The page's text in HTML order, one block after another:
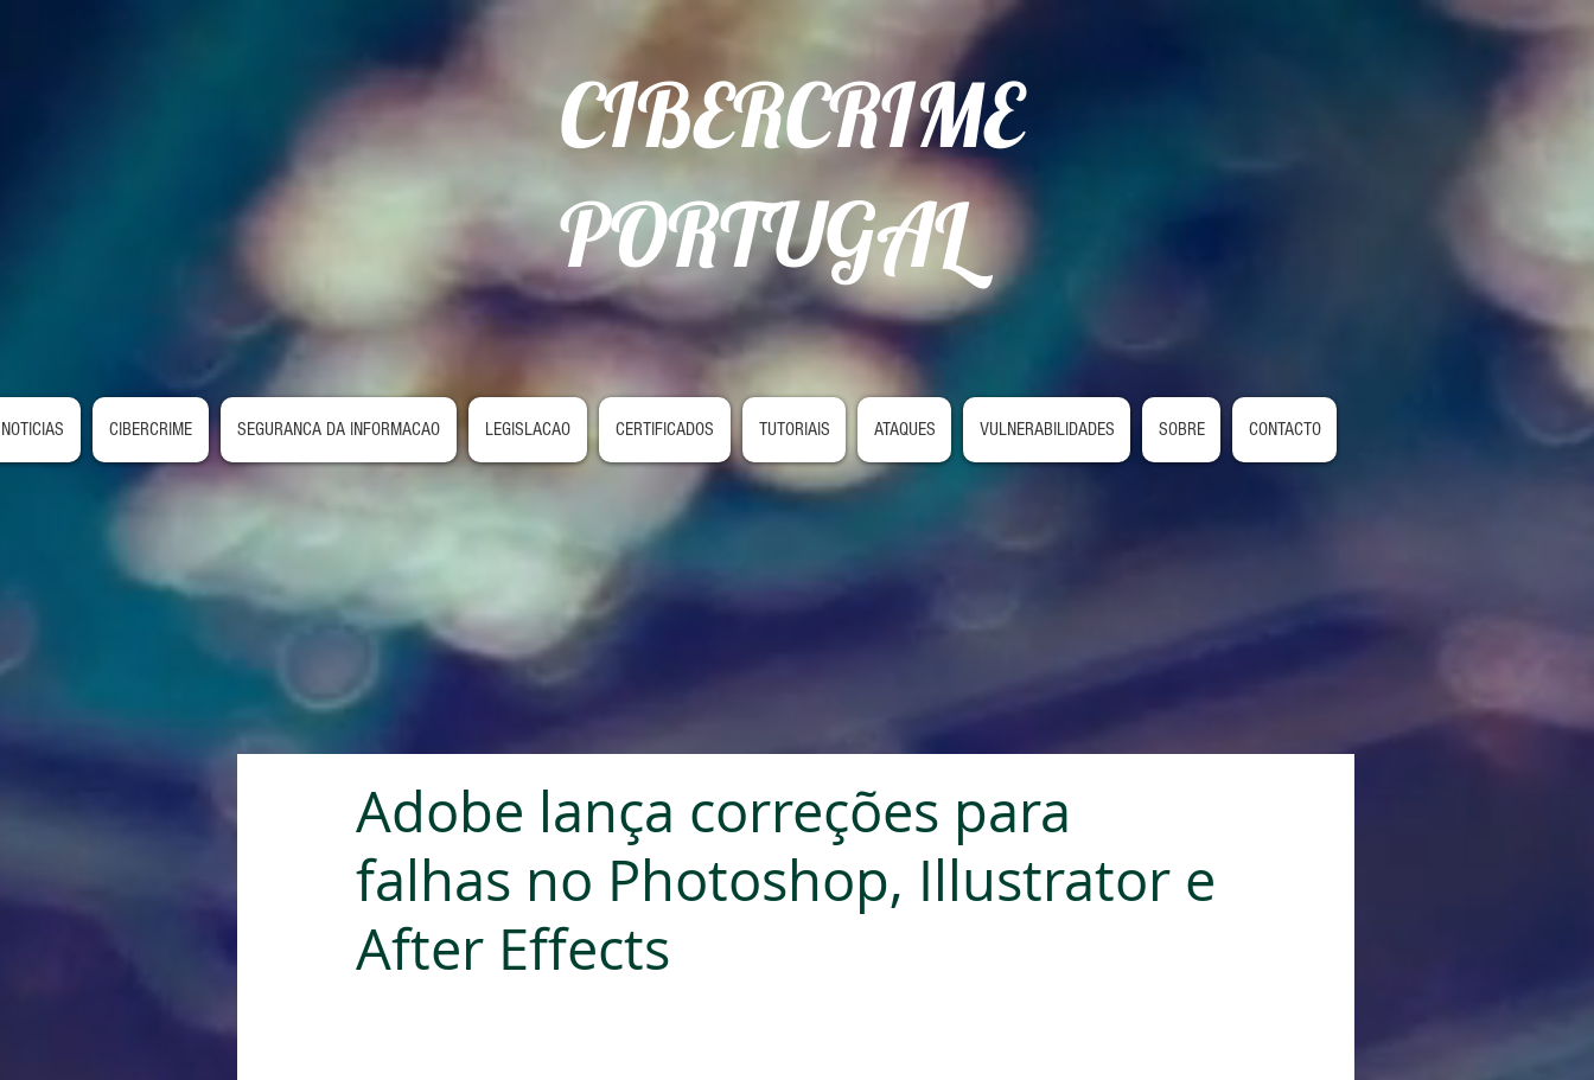
CIBERCRIME
PORTUGAL
NOTICIAS CIBERCRIME SEGURANCA DA INFORMACAO LEGISLACAO CERTIFICADOS TUTORIAIS ATAQUES VULNERABILIDADES SOBRE CONTACTO
Adobe lança correções para
falhas no Photoshop, Illustrator e
After Effects